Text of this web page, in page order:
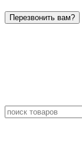
Перезвонить вам?